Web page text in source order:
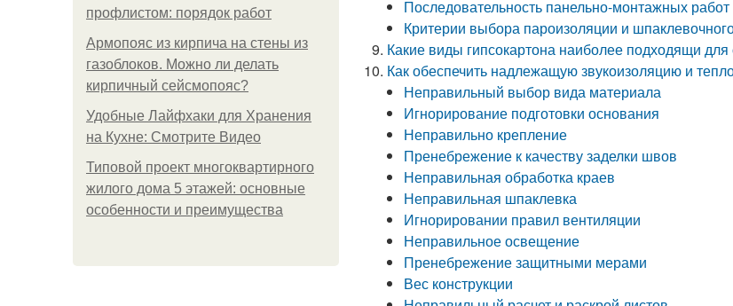
профлистом: порядок работ
Армопояс из кирпича на стены из
газоблоков. Можно ли делать
кирпичный сейсмопояс?
Удобные Лайфхаки для Хранения
на Кухне: Смотрите Видео
Типовой проект многоквартирного
жилого дома 5 этажей: основные
особенности и преимущества
Последовательность панельно-монтажных работ
Критерии выбора пароизоляции и
Какие виды гипсокартона наиболее подходящи
Как обеспечить надлежащую звукоизоляцию и
Неправильный выбор вида материала
Игнорирование подготовки основания
Неправильно крепление
Пренебрежение к качеству заделки швов
Неправильная обработка краев
Неправильная шпаклевка
Игнорировании правил вентиляции
Неправильное освещение
Пренебрежение защитными мерами
Вес конструкции